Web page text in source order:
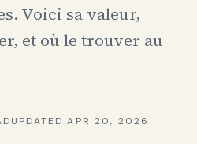
Voici sa valeur,
et où le trouver au
UPDATED APR 20, 2026